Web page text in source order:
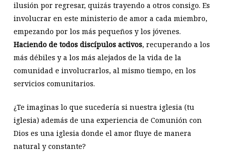
ilusión por regresar, quizás trayendo a otros consigo. Es
involucrar en este ministerio de amor a cada miembro,
empezando por los más pequeños y los jóvenes.
Haciendo de todos discípulos activos, recuperando a los
más débiles y a los más alejados de la vida de la
comunidad e involucrarlos, al mismo tiempo, en los
servicios comunitarios.
¿Te imaginas lo que sucedería si nuestra iglesia (tu
iglesia) además de una experiencia de Comunión con
Dios es una iglesia donde el amor fluye de manera
natural y constante?